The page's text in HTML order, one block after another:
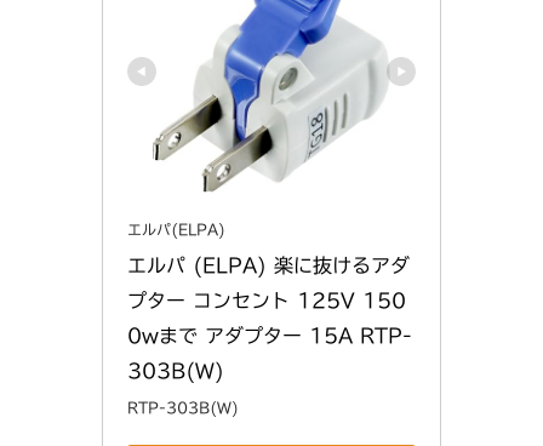
エルパ(ELPA)
エルパ (ELPA) 楽に抜けるアダ
プター コンセント 125V 150
0wまで アダプター 15A RTP-
303B(W)
RTP-303B(W)